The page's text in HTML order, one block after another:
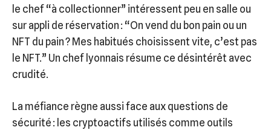
le chef “à collectionner” intéressent peu en salle ou
sur appli de réservation : “On vend du bon pain ou un
NFT du pain ? Mes habitués choisissent vite, c’est pas
le NFT.” Un chef lyonnais résume ce désintérêt avec
crudité.
La méfiance règne aussi face aux questions de
sécurité : les cryptoactifs utilisés comme outils